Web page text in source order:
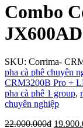
Combo
JX600AD
SKU: Corrima-
pha cà phê chuyên
CRM3200B Pro +
pha cà phê 1 group,
chuyên nghiệp
22.000.000đ Giá